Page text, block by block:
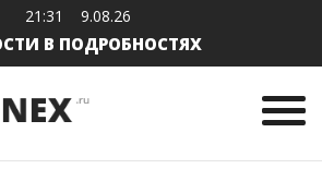
21:31 9.08.26
В ПОДРОБНОСТЯХ